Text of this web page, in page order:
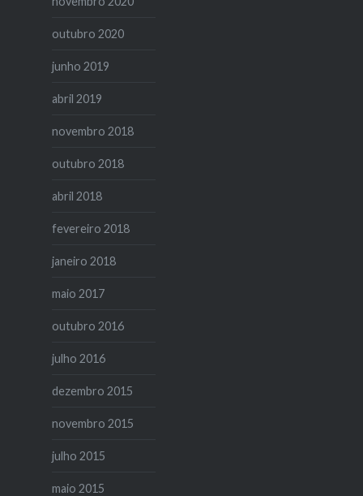
outubro 2020
junho 2019
abril 2019
novembro 2018
outubro 2018
abril 2018
fevereiro 2018
janeiro 2018
maio 2017
outubro 2016
julho 2016
dezembro 2015
novembro 2015
julho 2015
maio 2015